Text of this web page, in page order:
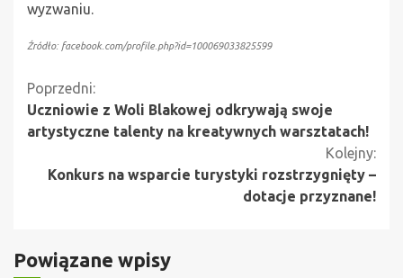
wyzwaniu.
Źródło: facebook.com/profile.php?id=100069033825599
Kontynuuj
czytanie
Poprzedni:
Uczniowie z Woli Blakowej odkrywają swoje
artystyczne talenty na kreatywnych warsztatach!
Kolejny:
Konkurs na wsparcie turystyki rozstrzygnięty –
dotacje przyznane!
Powiązane wpisy